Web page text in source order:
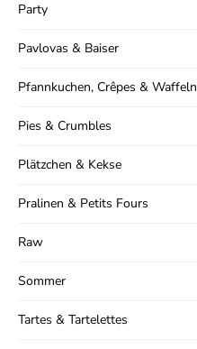
Party
Pavlovas & Baiser
Pfannkuchen, Crêpes & Waffeln
Pies & Crumbles
Plätzchen & Kekse
Pralinen & Petits Fours
Raw
Sommer
Tartes & Tartelettes